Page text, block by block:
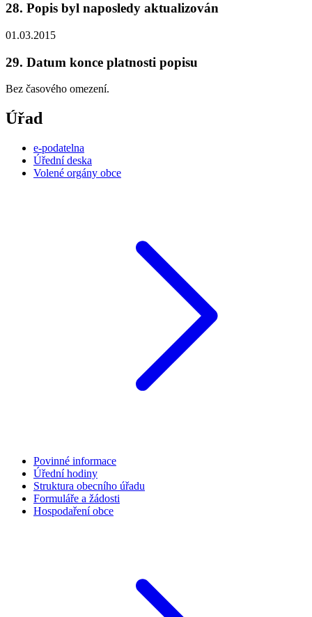
28. Popis byl naposledy aktualizován
01.03.2015
29. Datum konce platnosti popisu
Bez časového omezení.
Úřad
e-podatelna
Úřední deska
Volené orgány obce
Povinné informace
Úřední hodiny
Struktura obecního úřadu
Formuláře a žádosti
Hospodaření obce